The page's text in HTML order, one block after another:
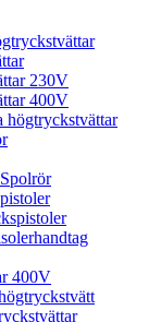
230V
400V
högtryckstvättar
400V